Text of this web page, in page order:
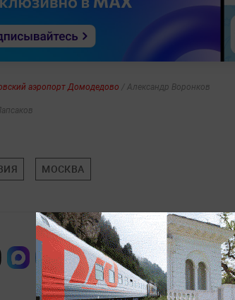
аэропорт Домодедово / Александр Воронков
МОСКВА